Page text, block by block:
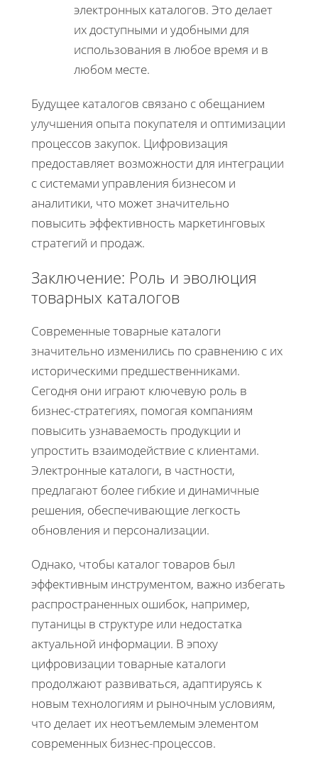
электронных каталогов. Это делает
их доступными и удобными для
использования в любое время и в
любом месте.
Будущее каталогов связано с обещанием
улучшения опыта покупателя и оптимизации
процессов закупок. Цифровизация
предоставляет возможности для интеграции
с системами управления бизнесом и
аналитики, что может значительно
повысить эффективность маркетинговых
стратегий и продаж.
Заключение: Роль и эволюция
товарных каталогов
Современные товарные каталоги
значительно изменились по сравнению с их
историческими предшественниками.
Сегодня они играют ключевую роль в
бизнес-стратегиях, помогая компаниям
повысить узнаваемость продукции и
упростить взаимодействие с клиентами.
Электронные каталоги, в частности,
предлагают более гибкие и динамичные
решения, обеспечивающие легкость
обновления и персонализации.
Однако, чтобы каталог товаров был
эффективным инструментом, важно избегать
распространенных ошибок, например,
путаницы в структуре или недостатка
актуальной информации. В эпоху
цифровизации товарные каталоги
продолжают развиваться, адаптируясь к
новым технологиям и рыночным условиям,
что делает их неотъемлемым элементом
современных бизнес-процессов.